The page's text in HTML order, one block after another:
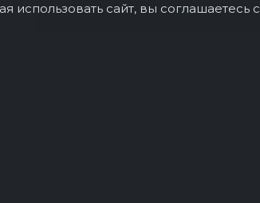
использовать сайт, вы соглашаетесь с